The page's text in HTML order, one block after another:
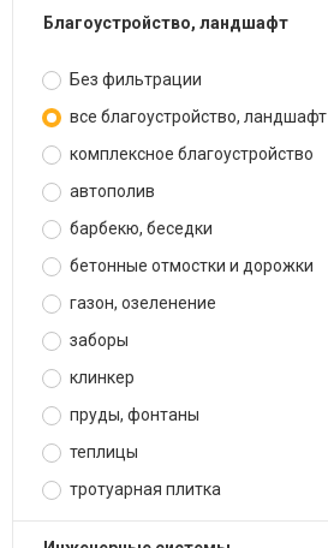
благоустройство, ландшафт
Без фильтрации
все благоустройство, ландшафт
комплексное благоустройство
автополив
барбекю, беседки
бетонные отмостки и дорожки
газон, озеленение
заборы
клинкер
пруды, фонтаны
теплицы
тротуарная плитка